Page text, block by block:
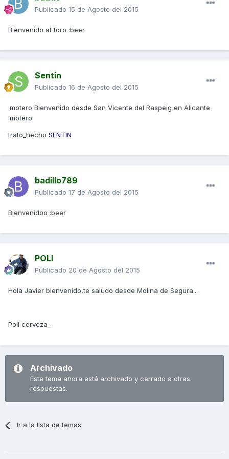
Publicado 15 de Agosto del 2015
Bienvenido al foro :beer
Sentin
Publicado 16 de Agosto del 2015
:motero Bienvenido desde San Vicente del Raspeig en Alicante
:motero
trato_hecho SENTIN
badillo789
Publicado 17 de Agosto del 2015
Bienvenidoo :beer
POLI
Publicado 20 de Agosto del 2015
Hola Javier bienvenido,te saludo desde Molina de Segura...
Poli cerveza_
Archivado
Este tema ahora está archivado y cerrado a otras
respuestas.
Ir a la lista de temas